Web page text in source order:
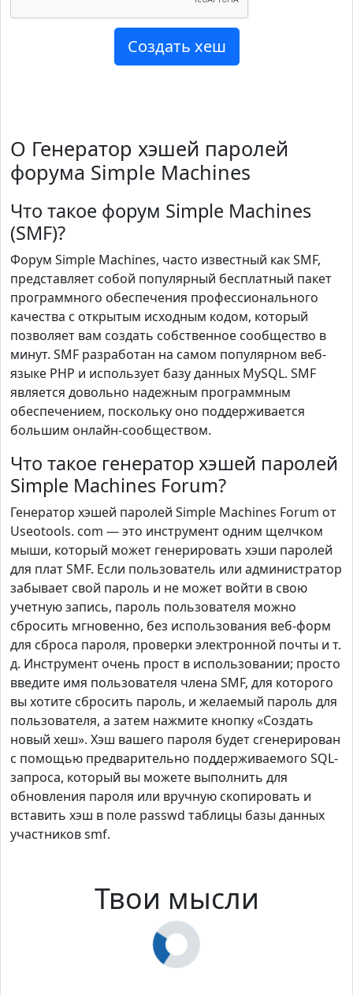
О Генератор хэшей паролей
форума Simple Machines
Что такое форум Simple Machines
(SMF)?
Форум Simple Machines, часто известный как SMF,
представляет собой популярный бесплатный пакет
программного обеспечения профессионального
качества с открытым исходным кодом, который
позволяет вам создать собственное сообщество в
минут. SMF разработан на самом популярном веб-
языке PHP и использует базу данных MySQL. SMF
является довольно надежным программным
обеспечением, поскольку оно поддерживается
большим онлайн-сообществом.
Что такое генератор хэшей паролей
Simple Machines Forum?
Генератор хэшей паролей Simple Machines Forum от
Useotools. com — это инструмент одним щелчком
мыши, который может генерировать хэши паролей
для плат SMF. Если пользователь или администратор
забывает свой пароль и не может войти в свою
учетную запись, пароль пользователя можно
сбросить мгновенно, без использования веб-форм
для сброса пароля, проверки электронной почты и т.
д. Инструмент очень прост в использовании; просто
введите имя пользователя члена SMF, для которого
вы хотите сбросить пароль, и желаемый пароль для
пользователя, а затем нажмите кнопку «Создать
новый хеш». Хэш вашего пароля будет сгенерирован
с помощью предварительно поддерживаемого SQL-
запроса, который вы можете выполнить для
обновления пароля или вручную скопировать и
вставить хэш в поле passwd таблицы базы данных
участников smf.
Твои мысли